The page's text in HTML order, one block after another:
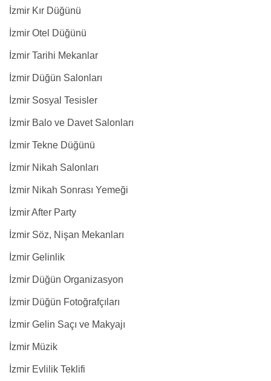
İzmir Kır Düğünü
İzmir Otel Düğünü
İzmir Tarihi Mekanlar
İzmir Düğün Salonları
İzmir Sosyal Tesisler
İzmir Balo ve Davet Salonları
İzmir Tekne Düğünü
İzmir Nikah Salonları
İzmir Nikah Sonrası Yemeği
İzmir After Party
İzmir Söz, Nişan Mekanları
İzmir Gelinlik
İzmir Düğün Organizasyon
İzmir Düğün Fotoğrafçıları
İzmir Gelin Saçı ve Makyajı
İzmir Müzik
İzmir Evlilik Teklifi